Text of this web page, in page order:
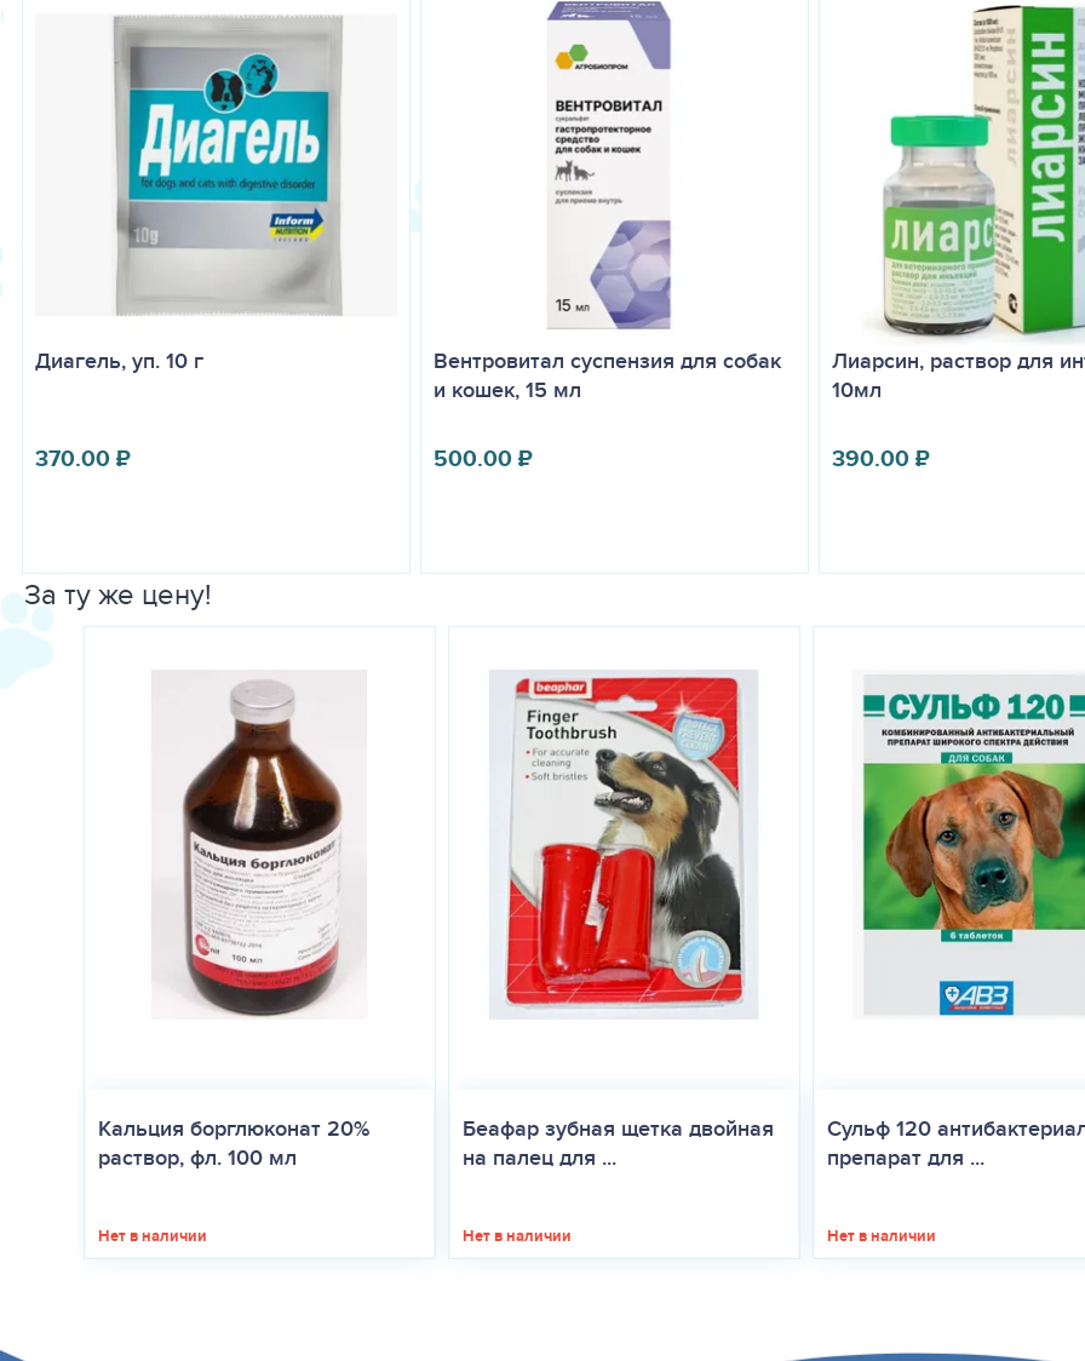
Диагель, уп. 10 г
370.00₽
Вентровитал суспензия для собак
и кошек, 15 мл
500.00₽
Лиарсин, раствор для
10мл
390.00₽
За ту же цену!
Кальция борглюконат 20%
раствор, фл. 100 мл
Нет в наличии
Беафар зубная щетка двойная
на палец для ...
Нет в наличии
Сульф 120
препарат для ...
Нет в наличии